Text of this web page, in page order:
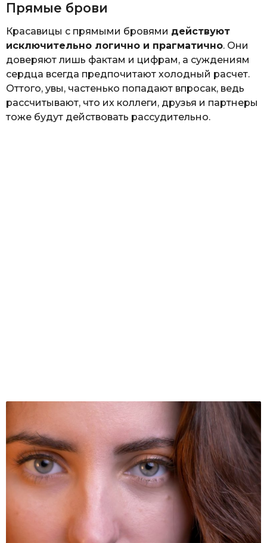
Прямые брови
Красавицы с прямыми бровями действуют
исключительно логично и прагматично. Они
доверяют лишь фактам и цифрам, а суждениям
сердца всегда предпочитают холодный расчет.
Оттого, увы, частенько попадают впросак, ведь
рассчитывают, что их коллеги, друзья и партнеры
тоже будут действовать рассудительно.